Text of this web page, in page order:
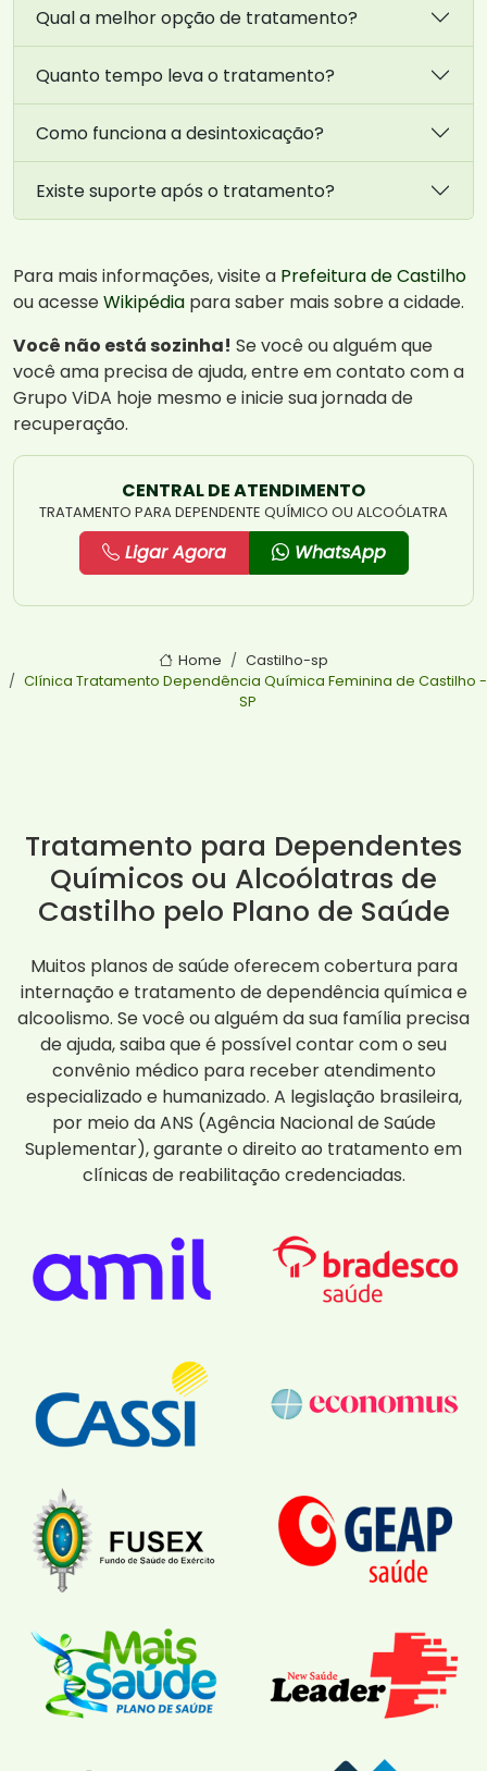
Qual a melhor opção de tratamento?
Quanto tempo leva o tratamento?
Como funciona a desintoxicação?
Existe suporte após o tratamento?
Para mais informações, visite a Prefeitura de Castilho
ou acesseWikipédia para saber mais sobre a cidade.
Você não está sozinha! Se você ou alguém que
você ama precisa de ajuda, entre em contato com a
Grupo ViDA hoje mesmo e inicie sua jornada de
recuperação.
CENTRAL DE ATENDIMENTO
TRATAMENTO PARA DEPENDENTE QUÍMICO OU ALCOÓLATRA
Ligar Agora WhatsApp
Home
Castilho-sp
Clínica Tratamento Dependência Química Feminina de Castilho -
SP
Tratamento para Dependentes
Químicos ou Alcoólatras de
Castilho pelo Plano de Saúde
Muitos planos de saúde oferecem cobertura para
internação e tratamento de dependência química e
alcoolismo. Se você ou alguém da sua família precisa
de ajuda, saiba que é possível contar com o seu
convênio médico para receber atendimento
especializado e humanizado. A legislação brasileira,
por meio da ANS (Agência Nacional de Saúde
Suplementar), garante o direito ao tratamento em
clínicas de reabilitação credenciadas.